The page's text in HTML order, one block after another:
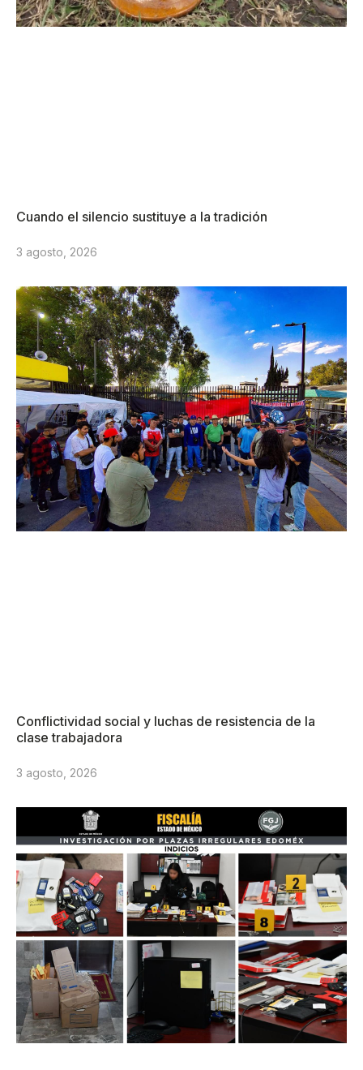
Cuando el silencio sustituye a la tradición
3 agosto, 2026
Conflictividad social y luchas de resistencia de la
clase trabajadora
3 agosto, 2026